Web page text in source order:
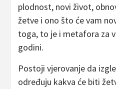
plodnost, novi život,
žetve i ono što će vam
toga, to je i metafora za
godini.
Postoji vjerovanje da
određuju kakva će biti